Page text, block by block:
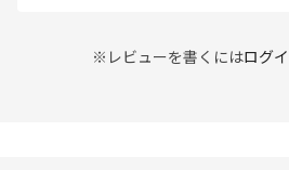
※レビューを書くにはログ